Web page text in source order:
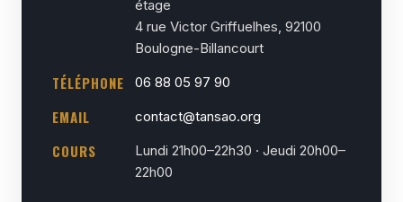
étage
4 rue Victor Griffuelhes, 92100
Boulogne-Billancourt
TÉLÉPHONE 06 88 05 97 90
EMAIL contact@tansao.org
COURS
Lundi 21h00–22h30 · Jeudi 20h00–
22h00